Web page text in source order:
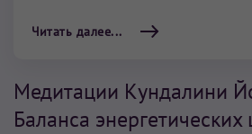
Читать далее...
Медитации Кундалини
Баланса энергетических